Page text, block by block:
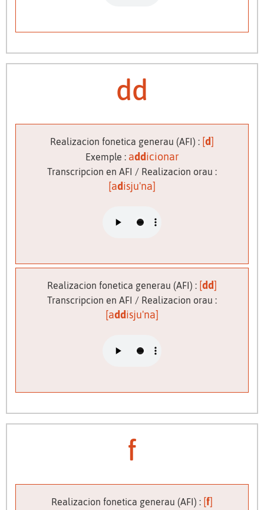
dd
Realizacion fonetica generau (AFI) : [d]
Exemple : addicionar
Transcripcion en AFI / Realizacion orau :
[adisju'na]
Realizacion fonetica generau (AFI) : [dd]
Transcripcion en AFI / Realizacion orau :
[addisju'na]
f
Realizacion fonetica generau (AFI) : [f]